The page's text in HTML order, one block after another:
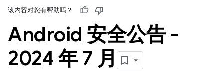
该内容对您有帮助吗？
Android 安全公告 -
2024 年 7 月